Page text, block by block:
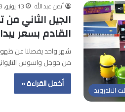
الاندرويد
أيمن عبد الله 13 يونيو, 2013
القادم بسعر يبدا من
من جوجل واسوس
أكمل القراءة »